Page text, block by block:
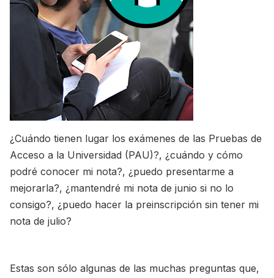
¿Cuándo tienen lugar los exámenes de las Pruebas de
Acceso a la Universidad (PAU)?, ¿cuándo y cómo
podré conocer mi nota?, ¿puedo presentarme a
mejorarla?, ¿mantendré mi nota de junio si no lo
consigo?, ¿puedo hacer la preinscripción sin tener mi
nota de julio?
Estas son sólo algunas de las muchas preguntas que,